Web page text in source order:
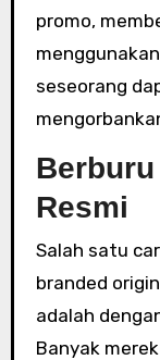
promo,
seseorang
Resmi
Salah satu
branded
adalah
Banyak